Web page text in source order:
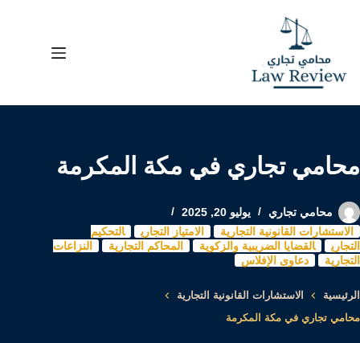
المحتوى
محامي تجاري في مكة المكرمة
محامي تجاري
يوليو 20, 2025
الاستشارات القانونية التجارية
الامتياز التجاري
التحكيم
التجاري
القضايا الضريبية والزكوية المحاكم التجارية
النزاعات
التجارية
دعاوى الإفلاس
الرئيسية
الاستشارات القانونية التجارية
محامي تجاري في مكة المكرمة